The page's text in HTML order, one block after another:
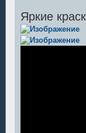
Яркие